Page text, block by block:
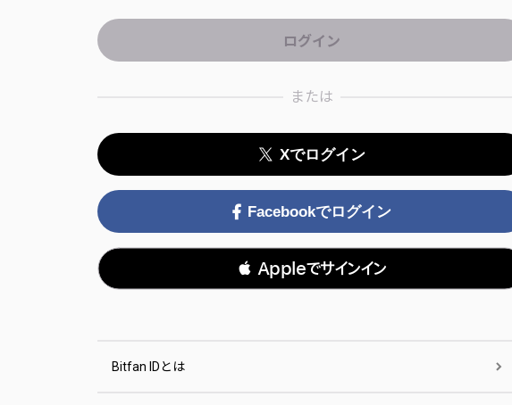
または
Xでログイン
Facebookでログイン
 Appleでサインイン
Bitfan IDとは